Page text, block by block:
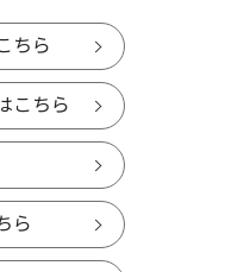
ちら
こちら
ら